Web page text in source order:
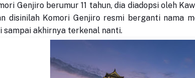
Genjiro berumur 11 tahun, dia diadopsi oleh
disinilah Komori Genjiro resmi berganti nama
sampai akhirnya terkenal nanti.